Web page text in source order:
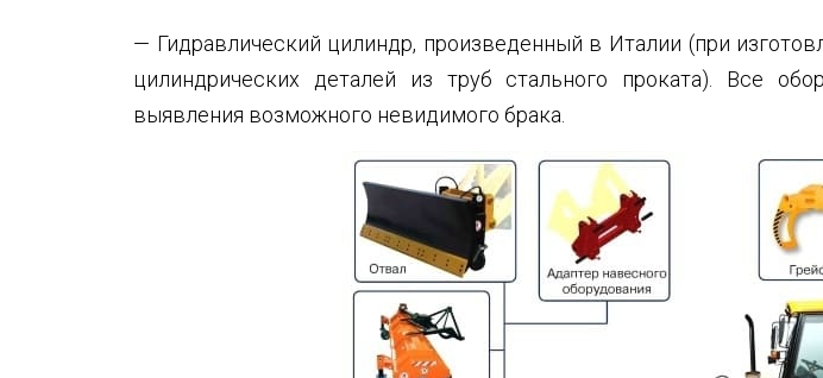
— Гидравлический цилиндр, произведенный в Италии (при
цилиндрических деталей из труб стального проката). Все
выявления возможного невидимого брака.